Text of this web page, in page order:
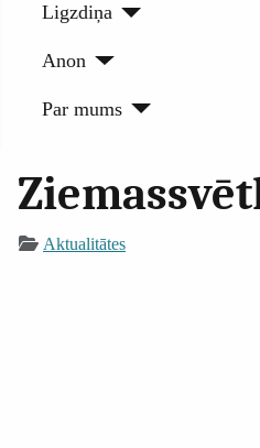
Ligzdiņa
Anon
Par mums
Aktualitātes